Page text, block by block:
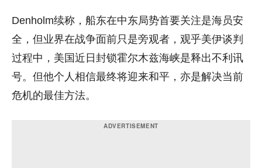
Denholm续称，船东在中东局势首要关注是海员安
全，但业界在战争面前只是旁观者，观乎美伊谈判
过程中，美国近日封锁霍尔木兹海峡是释出不利讯
号。但他个人相信最终将迎来和平，亦是解决当前
危机的最佳方法。